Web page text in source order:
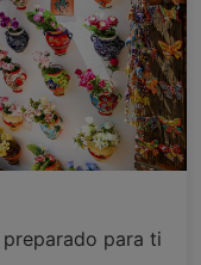
para ti